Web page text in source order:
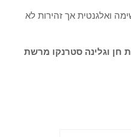
ואלגנטית אך זהירות לא
חן וגלינה סטרנקו מרשת